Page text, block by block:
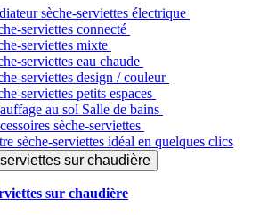
sèche-serviettes électrique
serviettes connecté
serviettes mixte
serviettes eau chaude
serviettes design / couleur
serviettes petits espaces
au sol Salle de bains
sèche-serviettes
sèche-serviettes idéal en quelques clics
sur chaudière
sur chaudière